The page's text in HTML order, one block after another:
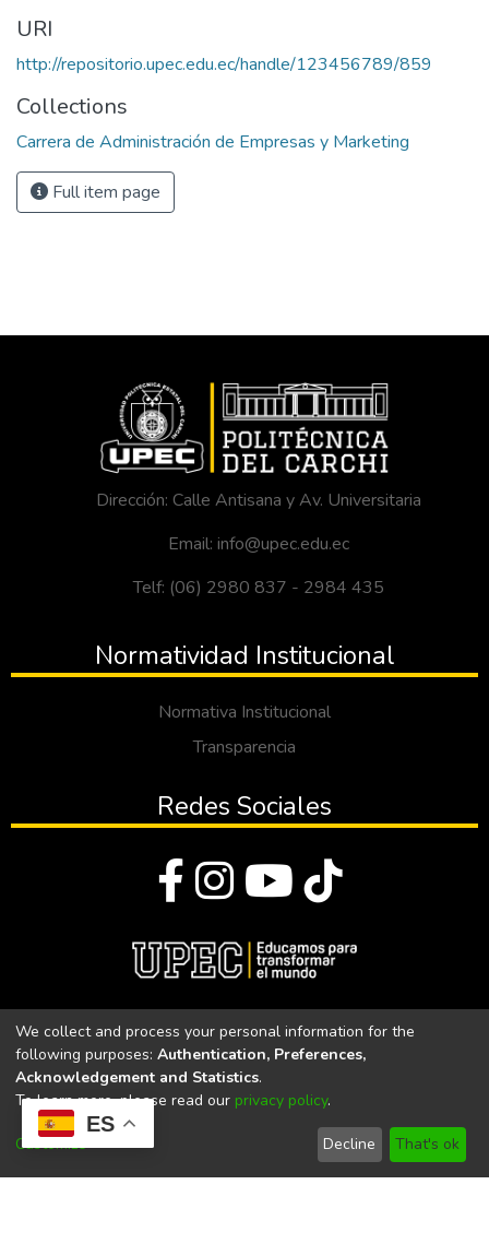
ES
URI
http://repositorio.upec.edu.ec/handle/123456789/859
Collections
Carrera de Administración de Empresas y Marketing
Full item page
Dirección: Calle Antisana y Av. Universitaria
Email: info@upec.edu.ec
Telf: (06) 2980 837 - 2984 435
Normatividad Institucional
Normativa Institucional
Transparencia
Redes Sociales
Universidad Politécnica Estatal del Carchi
Universidad Politécnica Estatal del Carchi | Acreditada por el
CACES Resolución N°. 160-SE-33-CACES-2020
We collect and process your personal information for the
following purposes: Authentication, Preferences,
Acknowledgement and Statistics.
To learn more, please read our privacy policy.
Customize Decline That's ok